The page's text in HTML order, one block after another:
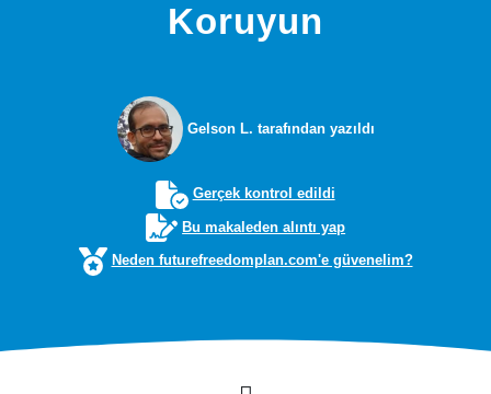
Koruyun
Gelson L. tarafından yazıldı
Gerçek kontrol edildi
Bu makaleden alıntı yap
Neden futurefreedomplan.com'e güvenelim?